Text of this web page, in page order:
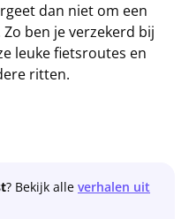
dan niet om een
ben je verzekerd bij
leuke fietsroutes en
ritten.
? Bekijk alle verhalen uit